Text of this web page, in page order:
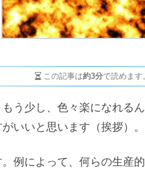
この記事は約3分で読めます
う少し、色々楽になれる
いいと思います（挨拶）。
例によって、何らの生産